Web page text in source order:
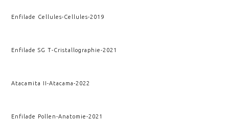
Enfilade Cellules-Cellules-2019
Enfilade SG T-Cristallographie-2021
Atacamita II-Atacama-2022
Enfilade Pollen-Anatomie-2021